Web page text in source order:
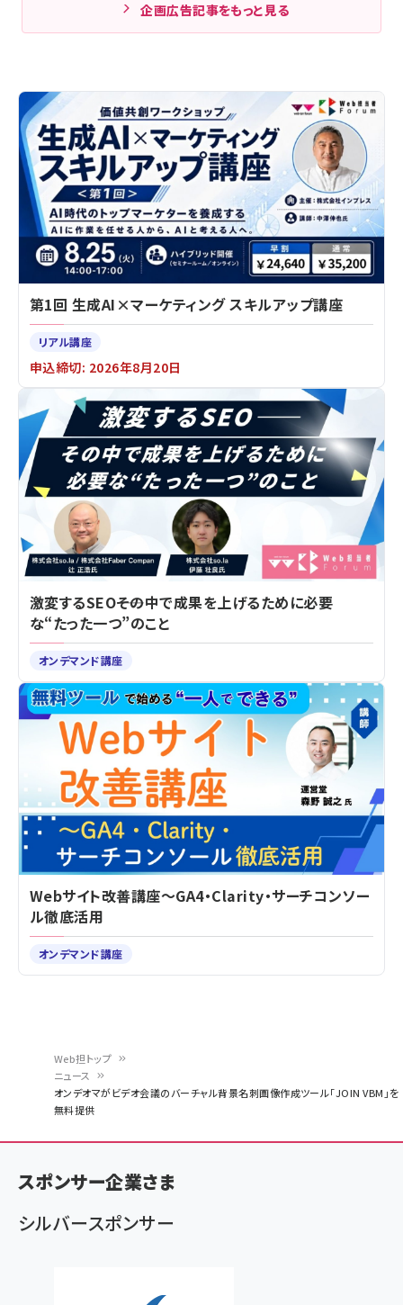
く
ず
Web担トップ
ニュース
オンデオマがビデオ会議のバーチャル背景名刺画像作成ツール「JOIN VBM」を
無料提供
企画広告記事をもっと見る
第1回 生成AI×マーケティング スキルアップ講座
リアル講座
申込締切: 2026年8月20日
激変するSEO――その中で成果を上げるために必要
な“たった一つ”のこと
オンデマンド講座
Webサイト改善講座～GA4・Clarity・サーチコンソー
ル徹底活用
オンデマンド講座
スポンサー企業さま
シルバースポンサー